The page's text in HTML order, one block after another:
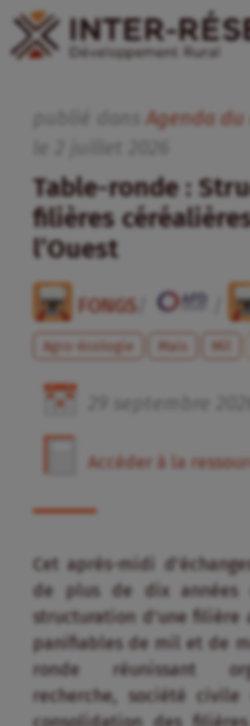
Agenda
Table-ronde :
filières
l’Ouest
FONGS
Agro-écologie Maïs Mil
Accéder à la
Cet après-midi
de plus de dix années
structuration d’une filière
panifiables de mil et de
ronde réunissant
recherche, société